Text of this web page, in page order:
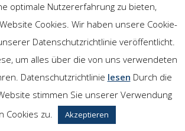
optimale Nutzererfahrung zu bieten,
Cookies. Wir haben unsere Cookie-
Datenschutzrichtlinie veröffentlicht.
um alles über die von uns verwendeten
Datenschutzrichtlinie lesen Durch die
stimmen Sie unserer Verwendung
Cookies zu.
Akzeptieren